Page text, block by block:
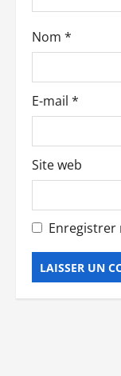
a
r
t
i
c
l
e
Nom *
E-mail *
Site web
Enregistrer